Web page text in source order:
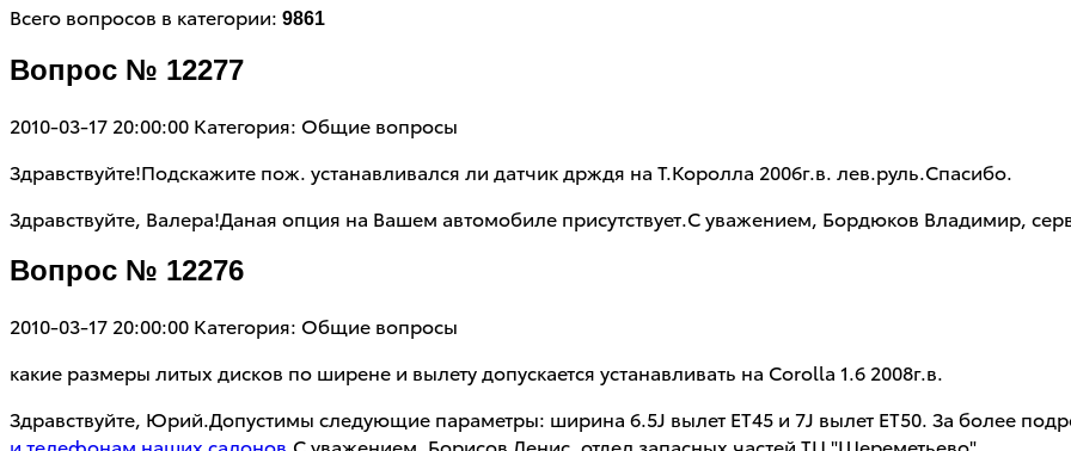
Всего вопросов в категории: 9861
Вопрос № 12277
2010-03-17 20:00:00 Категория: Общие вопросы
Здравствуйте!Подскажите пож. устанавливался ли датчик држдя на Т.Королла 2006г.в. лев.руль.Спасибо.
Здравствуйте, Валера!Даная опция на Вашем автомобиле присутствует.С уважением, Бордюков Владимир,
Вопрос № 12276
2010-03-17 20:00:00 Категория: Общие вопросы
какие размеры литых дисков по ширене и вылету допускается устанавливать на Corolla 1.6 2008г.в.
Здравствуйте, Юрий.Допустимы следующие параметры: ширина 6.5J вылет ЕТ45 и 7J вылет ET50. За более